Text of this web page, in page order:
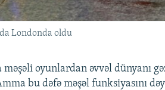
Londonda oldu
oyunlardan əvvəl dünyanı
bu dəfə məşəl funksiyasını